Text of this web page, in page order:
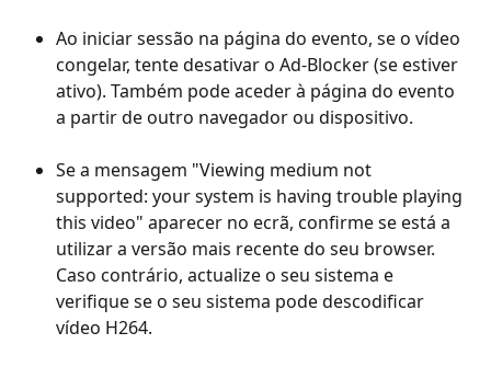
Ao iniciar sessão na página do evento, se o vídeo
congelar, tente desativar o Ad-Blocker (se estiver
ativo). Também pode aceder à página do evento
a partir de outro navegador ou dispositivo.
Se a mensagem "Viewing medium not
supported: your system is having trouble playing
this video" aparecer no ecrã, confirme se está a
utilizar a versão mais recente do seu browser.
Caso contrário, actualize o seu sistema e
verifique se o seu sistema pode descodificar
vídeo H264.